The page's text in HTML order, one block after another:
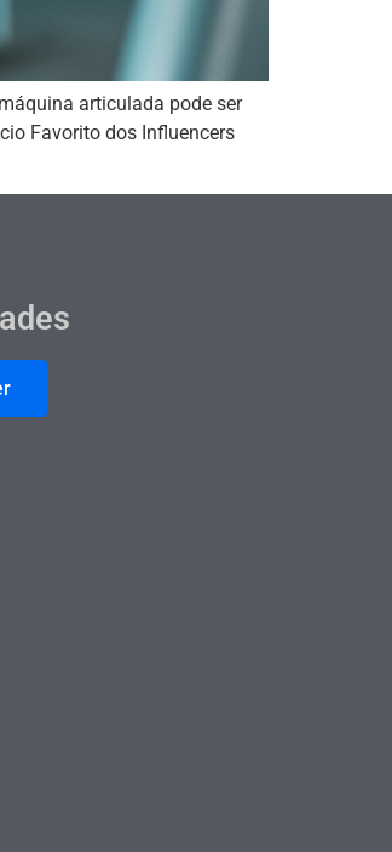
articulada pode ser
Favorito dos Influencers